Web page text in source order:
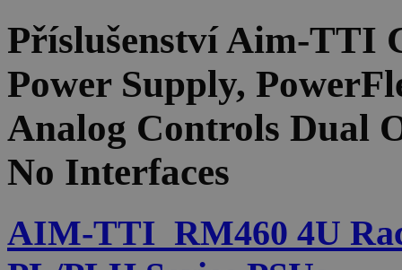
PříslušenstvíAim-TTI
Power Supply,
Analog Controls Dual
No Interfaces
AIM-TTI_RM460 4U